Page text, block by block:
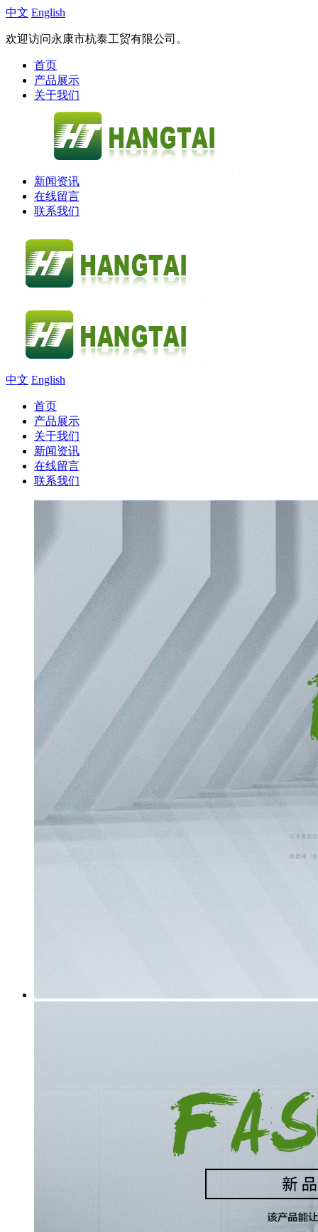
中文 English
欢迎访问永康市杭泰工贸有限公司。
首页
产品展示
关于我们
新闻资讯
在线留言
联系我们
中文 English
首页
产品展示
关于我们
新闻资讯
在线留言
联系我们